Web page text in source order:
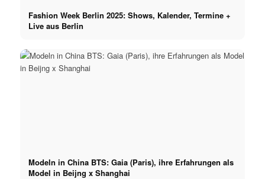
Fashion Week Berlin 2025: Shows, Kalender, Termine +
Live aus Berlin
Modeln in China BTS: Gaia (Paris), ihre Erfahrungen als
Model in Beijng x Shanghai